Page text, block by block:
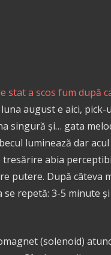
stat a scos fum după
august e aici,
singură și… gata
luminează dar
tresărire abia
putere. După câteva
repetă: 3-5 minute
(solenoid)